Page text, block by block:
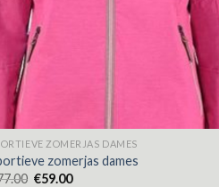
ZOMERJAS DAMES
zomerjas dames
€59.00